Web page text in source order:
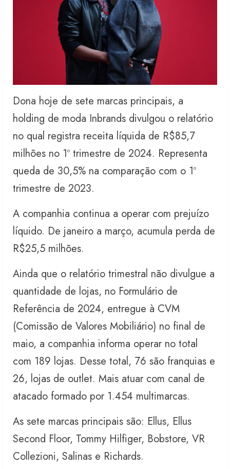
Dona hoje de sete marcas principais, a
holding de moda Inbrands divulgou o relatório
no qual registra receita líquida de R$85,7
milhões no 1º trimestre de 2024. Representa
queda de 30,5% na comparação com o 1º
trimestre de 2023.
A companhia continua a operar com prejuízo
líquido. De janeiro a março, acumula perda de
R$25,5 milhões.
Ainda que o relatório trimestral não divulgue a
quantidade de lojas, no Formulário de
Referência de 2024, entregue à CVM
(Comissão de Valores Mobiliário) no final de
maio, a companhia informa operar no total
com 189 lojas. Desse total, 76 são franquias e
26, lojas de outlet. Mais atuar com canal de
atacado formado por 1.454 multimarcas.
As sete marcas principais são: Ellus, Ellus
Second Floor, Tommy Hilfiger, Bobstore, VR
Collezioni, Salinas e Richards.